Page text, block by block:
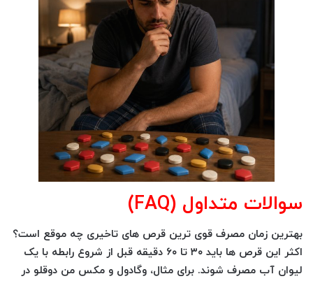
سوالات متداول (FAQ)
بهترین زمان مصرف قوی ترین قرص های تاخیری چه موقع است؟
اکثر این قرص ها باید ۳۰ تا ۶۰ دقیقه قبل از شروع رابطه با یک
لیوان آب مصرف شوند. برای مثال، وگادول و مکس من دوقلو در